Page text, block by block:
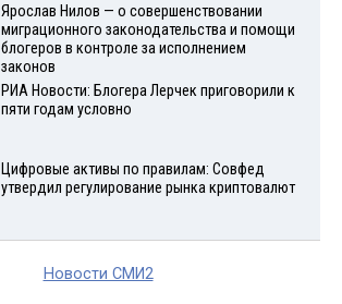
Ярослав Нилов — о совершенствовании
миграционного законодательства и помощи
блогеров в контроле за исполнением
законов
РИА Новости: Блогера Лерчек приговорили к
пяти годам условно
Цифровые активы по правилам: Совфед
утвердил регулирование рынка криптовалют
Новости СМИ2